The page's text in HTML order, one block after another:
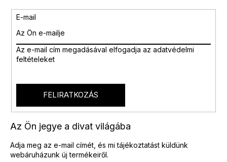
Az Ön jegye a divat világába
Adja meg az e-mail címét, és mi tájékoztatást küldünk
webáruházunk új termékeiről.
E-mail
Az e-mail cím megadásával elfogadja az adatvédelmi
feltételeket
FELIRATKOZÁS